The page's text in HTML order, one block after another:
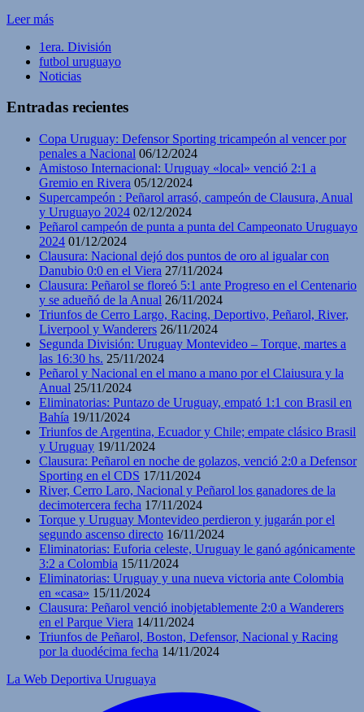
Leer más
1era. División
futbol uruguayo
Noticias
Entradas recientes
Copa Uruguay: Defensor Sporting tricampeón al vencer por
penales a Nacional 06/12/2024
Amistoso Internacional: Uruguay «local» venció 2:1 a
Gremio en Rivera 05/12/2024
Supercampeón : Peñarol arrasó, campeón de Clausura, Anual
y Uruguayo 2024 02/12/2024
Peñarol campeón de punta a punta del Campeonato Uruguayo
2024 01/12/2024
Clausura: Nacional dejó dos puntos de oro al igualar con
Danubio 0:0 en el Viera 27/11/2024
Clausura: Peñarol se floreó 5:1 ante Progreso en el Centenario
y se adueñó de la Anual 26/11/2024
Triunfos de Cerro Largo, Racing, Deportivo, Peñarol, River,
Liverpool y Wanderers 26/11/2024
Segunda División: Uruguay Montevideo – Torque, martes a
las 16:30 hs. 25/11/2024
Peñarol y Nacional en el mano a mano por el Claiusura y la
Anual 25/11/2024
Eliminatorias: Puntazo de Uruguay, empató 1:1 con Brasil en
Bahía 19/11/2024
Triunfos de Argentina, Ecuador y Chile; empate clásico Brasil
y Uruguay 19/11/2024
Clausura: Peñarol en noche de golazos, venció 2:0 a Defensor
Sporting en el CDS 17/11/2024
River, Cerro Laro, Nacional y Peñarol los ganadores de la
decimotercera fecha 17/11/2024
Torque y Uruguay Montevideo perdieron y jugarán por el
segundo ascenso directo 16/11/2024
Eliminatorias: Euforia celeste, Uruguay le ganó agónicamente
3:2 a Colombia 15/11/2024
Eliminatorias: Uruguay y una nueva victoria ante Colombia
en «casa» 15/11/2024
Clausura: Peñarol venció inobjetablemente 2:0 a Wanderers
en el Parque Viera 14/11/2024
Triunfos de Peñarol, Boston, Defensor, Nacional y Racing
por la duodécima fecha 14/11/2024
La Web Deportiva Uruguaya